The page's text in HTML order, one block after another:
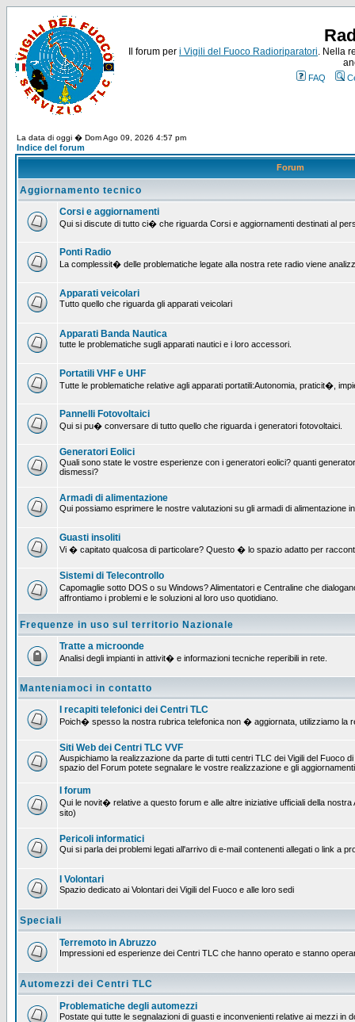
Il forum per i Vigili del Fuoco Radioriparatori. Nella
FAQ
La data di oggi � Dom Ago 09, 2026 4:57 pm
Indice del forum
Forum
Aggiornamento tecnico
Corsi e aggiornamenti
Qui si discute di tutto ci� che riguarda Corsi e aggiornamenti destinati al
Ponti Radio
La complessit� delle problematiche legate alla nostra rete radio viene
Apparati veicolari
Tutto quello che riguarda gli apparati veicolari
Apparati Banda Nautica
tutte le problematiche sugli apparati nautici e i loro accessori.
Portatili VHF e UHF
Tutte le problematiche relative agli apparati portatili:Autonomia, praticit�,
Pannelli Fotovoltaici
Qui si pu� conversare di tutto quello che riguarda i generatori fotovoltaici.
Generatori Eolici
Quali sono state le vostre esperienze con i generatori eolici? quanti
dismessi?
Armadi di alimentazione
Qui possiamo esprimere le nostre valutazioni su gli armadi di alimentazione
Guasti insoliti
Vi � capitato qualcosa di particolare? Questo � lo spazio adatto per
Sistemi di Telecontrollo
Capomaglie sotto DOS o su Windows? Alimentatori e Centraline che
affrontiamo i problemi e le soluzioni al loro uso quotidiano.
Frequenze in uso sul territorio Nazionale
Tratte a microonde
Analisi degli impianti in attivit� e informazioni tecniche reperibili in rete.
Manteniamoci in contatto
I recapiti telefonici dei Centri TLC
Poich� spesso la nostra rubrica telefonica non � aggiornata, utilizziamo la
Siti Web dei Centri TLC VVF
Auspichiamo la realizzazione da parte di tutti centri TLC dei Vigili del Fuoco
spazio del Forum potete segnalare le vostre realizzazione e gli
I forum
Qui le novit� relative a questo forum e alle altre iniziative ufficiali della
sito)
Pericoli informatici
Qui si parla dei problemi legati all'arrivo di e-mail contenenti allegati o link a
I Volontari
Spazio dedicato ai Volontari dei Vigili del Fuoco e alle loro sedi
Speciali
Terremoto in Abruzzo
Impressioni ed esperienze dei Centri TLC che hanno operato e stanno
Automezzi dei Centri TLC
Problematiche degli automezzi
Postate qui tutte le segnalazioni di guasti e inconvenienti relative ai mezzi in